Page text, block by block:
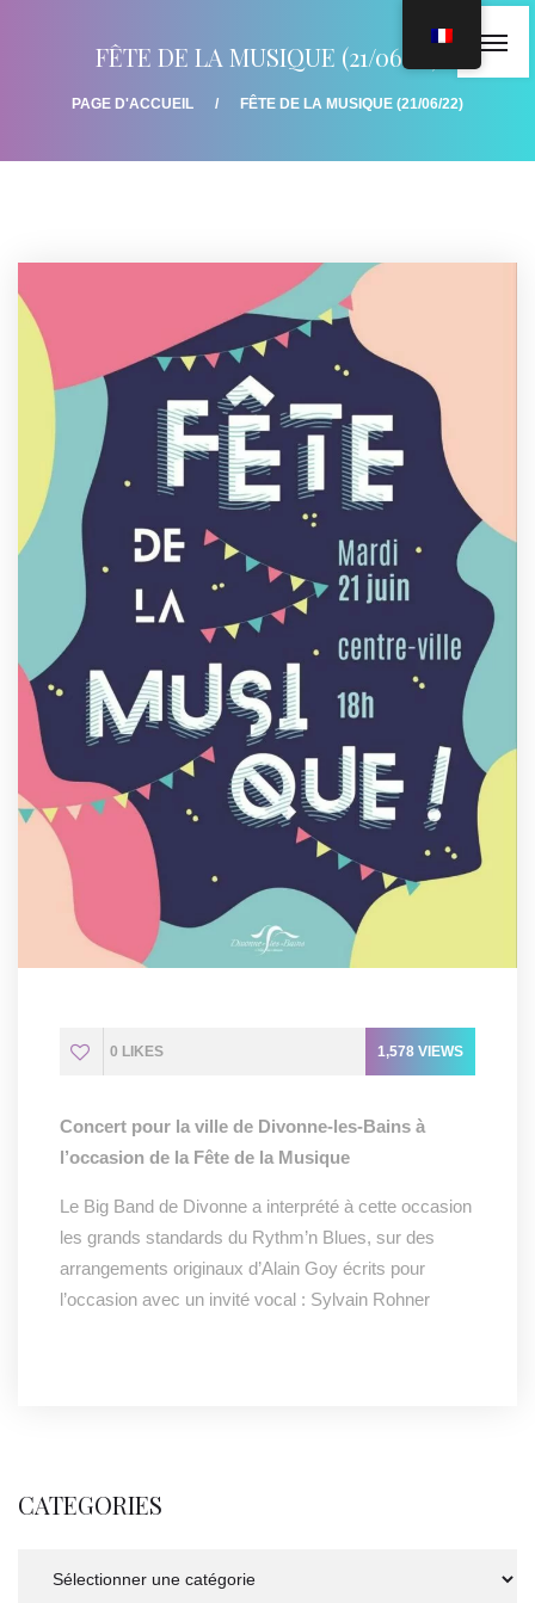
FÊTE DE LA MUSIQUE (21/06/22)
PAGE D'ACCUEIL FÊTE DE LA MUSIQUE (21/06/22)
0 LIKES 1,578 VIEWS
Concert pour la ville de Divonne-les-Bains à
l’occasion de la Fête de la Musique
Le Big Band de Divonne a interprété à cette occasion
les grands standards du Rythm’n Blues, sur des
arrangements originaux d’Alain Goy écrits pour
l’occasion avec un invité vocal : Sylvain Rohner
CATEGORIES